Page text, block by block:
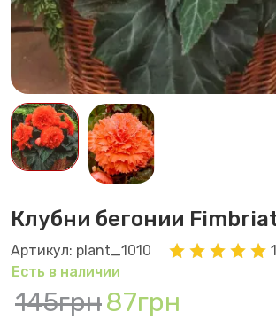
Клубни бегонии
Артикул: plant_1010
Есть в наличии
145грн87грн